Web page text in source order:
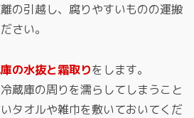
の引越し、腐りやすいものの運搬
さい。
の水抜と霜取りをします。
蔵庫の周りを濡らしてしまうこと
タオルや雑巾を敷いておいてくだ